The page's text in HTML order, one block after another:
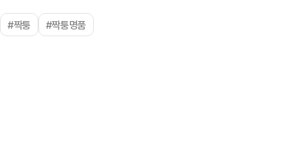
#짝퉁 #짝퉁명품